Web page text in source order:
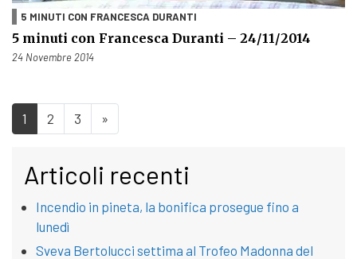
5 MINUTI CON FRANCESCA DURANTI
5 minuti con Francesca Duranti – 24/11/2014
Pubblicato il
24 Novembre 2014
1 2 3 »
Articoli recenti
Incendio in pineta, la bonifica prosegue fino a
lunedì
Sveva Bertolucci settima al Trofeo Madonna del